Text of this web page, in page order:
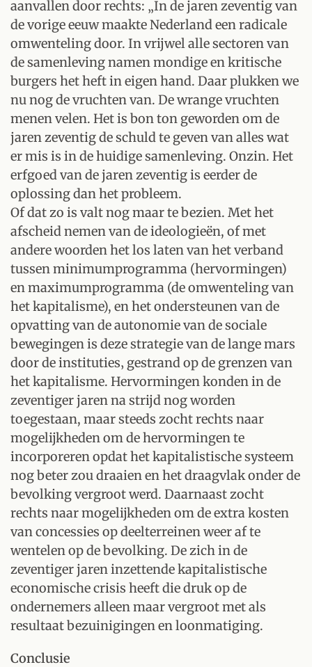
aanvallen door rechts: „In de jaren zeventig van
de vorige eeuw maakte Nederland een radicale
omwenteling door. In vrijwel alle sectoren van
de samenleving namen mondige en kritische
burgers het heft in eigen hand. Daar plukken we
nu nog de vruchten van. De wrange vruchten
menen velen. Het is bon ton geworden om de
jaren zeventig de schuld te geven van alles wat
er mis is in de huidige samenleving. Onzin. Het
erfgoed van de jaren zeventig is eerder de
oplossing dan het probleem.
Of dat zo is valt nog maar te bezien. Met het
afscheid nemen van de ideologieën, of met
andere woorden het los laten van het verband
tussen minimumprogramma (hervormingen)
en maximumprogramma (de omwenteling van
het kapitalisme), en het ondersteunen van de
opvatting van de autonomie van de sociale
bewegingen is deze strategie van de lange mars
door de instituties‚ gestrand op de grenzen van
het kapitalisme. Hervormingen konden in de
zeventiger jaren na strijd nog worden
toegestaan, maar steeds zocht rechts naar
mogelijkheden om de hervormingen te
incorporeren opdat het kapitalistische systeem
nog beter zou draaien en het draagvlak onder de
bevolking vergroot werd. Daarnaast zocht
rechts naar mogelijkheden om de extra kosten
van concessies op deelterreinen weer af te
wentelen op de bevolking. De zich in de
zeventiger jaren inzettende kapitalistische
economische crisis heeft die druk op de
ondernemers alleen maar vergroot met als
resultaat bezuinigingen en loonmatiging.
Conclusie